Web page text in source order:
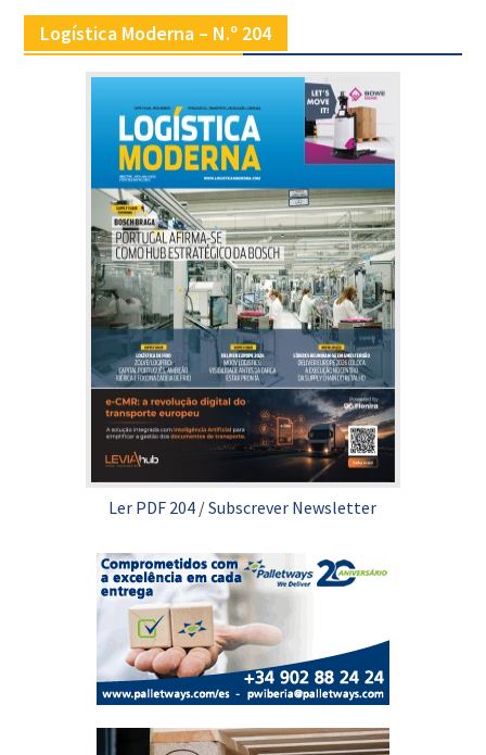
Logística Moderna – N.º 204
Ler PDF 204 /Subscrever Newsletter